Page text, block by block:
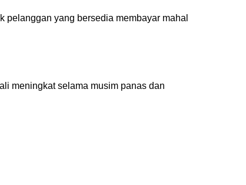
yang bersedia membayar mahal
meningkat selama musim panas dan